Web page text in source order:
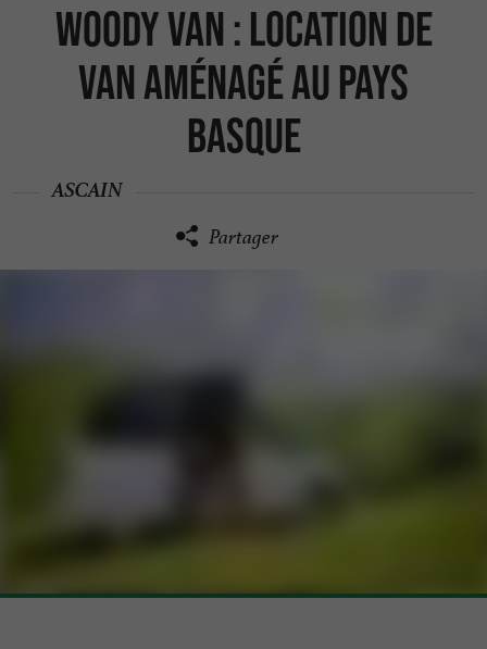
Woody Van : Location de
van aménagé au Pays
Basque
ASCAIN
Partager